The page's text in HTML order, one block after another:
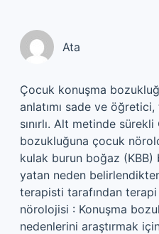
Ata
Çocuk konuşma
anlatımı sade ve
sınırlı. Alt metinde
bozukluğuna çocuk
kulak burun boğaz
yatan neden
terapisti tarafından
nörolojisi : Konuşma
nedenlerini araştırmak